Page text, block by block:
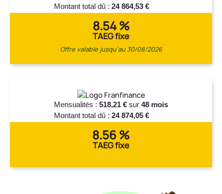
Montant total dû : 24 864,53 €
8.54 %
TAEG fixe
Offre valable jusqu'au 30/08/2026
Mensualités : 518,21 € sur 48 mois
Montant total dû : 24 874,05 €
8.56 %
TAEG fixe